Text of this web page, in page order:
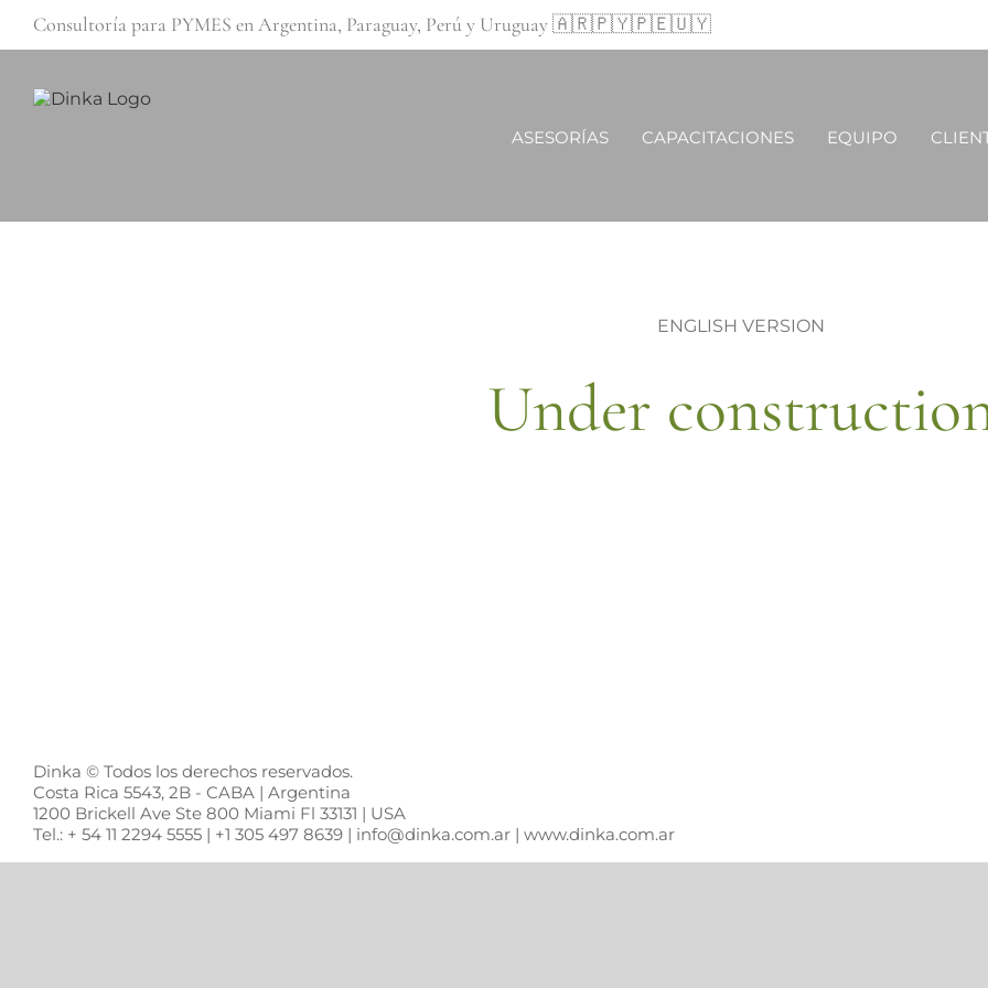
contenido
Consultoría para PYMES en Argentina, Paraguay, Perú y Uruguay 🇦🇷🇵🇾🇵🇪🇺🇾
ASESORÍAS CAPACITACIONES EQUIPO
ENGLISH VERSION
Under
Dinka © Todos los derechos reservados.
Costa Rica 5543, 2B - CABA | Argentina
1200 Brickell Ave Ste 800 Miami Fl 33131 | USA
Tel.: + 54 11 2294 5555 | +1 305 497 8639 | info@dinka.com.ar | www.dinka.com.ar